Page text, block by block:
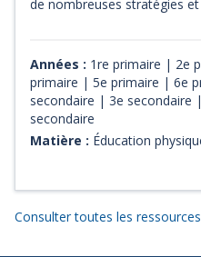
de nombreuses stratégies
nécessaire au bon
un outil de tirage, un
numérique interactif et plus.
Années : 1re primaire | 2e
primaire | 5e primaire | 6e
secondaire | 3e secondaire
secondaire
Matière : Éducation
Consulter toutes les ressources